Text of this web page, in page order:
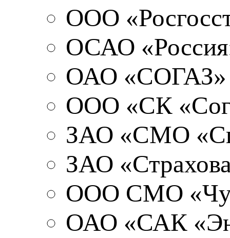
ООО
ОСАО
ОАО «СОГАЗ»
ООО «СК
ЗАО «СМО
ЗАО
ООО СМО
ОАО «САК